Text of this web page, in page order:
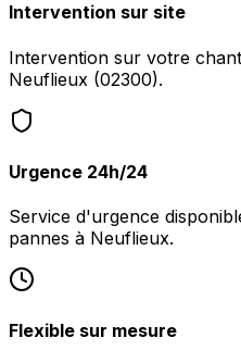
Intervention sur site
Intervention sur votre
Neuflieux (02300).
Urgence 24h/24
Service d'urgence
pannes à Neuflieux.
Flexible sur mesure